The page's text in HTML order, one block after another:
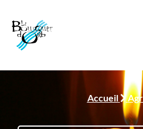
Accueil